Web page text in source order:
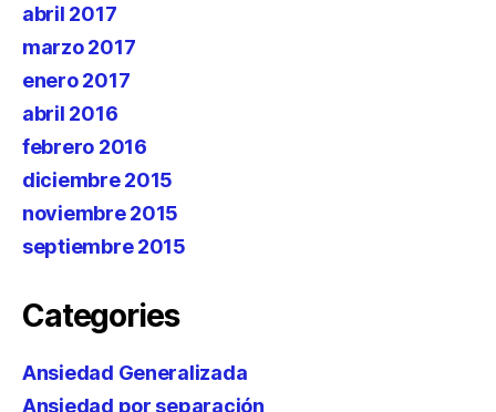
abril 2017
marzo 2017
enero 2017
abril 2016
febrero 2016
diciembre 2015
noviembre 2015
septiembre 2015
Categories
Ansiedad Generalizada
Ansiedad por separación